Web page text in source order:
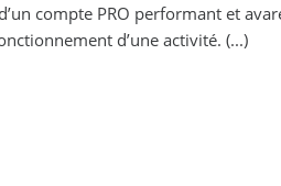
compte PRO performant et
d’une activité. (...)